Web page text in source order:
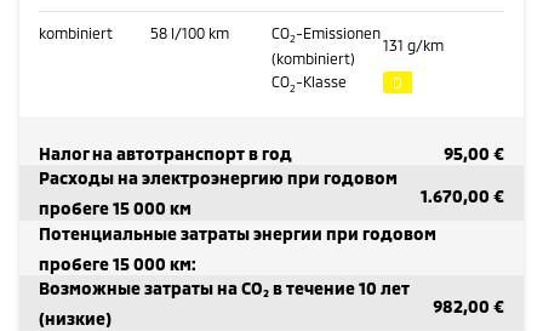
kombiniert 58 l/100 km CO2-Emissionen
(kombiniert)
131 g/km
CO2-Klasse D
Налог на автотранспорт в год
95,00 €
Расходы на электроэнергию при годовом
пробеге 15 000 км
1.670,00 €
Потенциальные затраты энергии при годовом
пробеге 15 000 км:
Возможные затраты на CO₂ в течение 10 лет
(низкие)
982,00 €